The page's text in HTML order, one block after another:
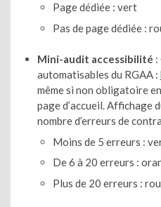
Page dédiée : vert
Pas de page dédiée :
Mini-audit accessibilité :
automatisables du RGAA :
même si non obligatoire
page d’accueil. Affichage
nombre d’erreurs de
Moins de 5 erreurs :
De 6 à 20 erreurs :
Plus de 20 erreurs :